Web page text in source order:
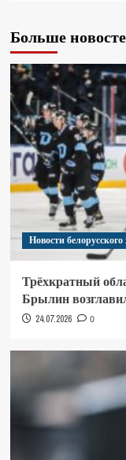
Больше
Новости белорусского
Трёхкратный
Брылин
24.07.2026 0